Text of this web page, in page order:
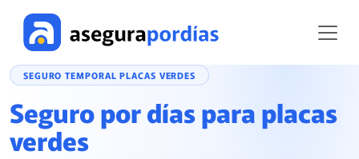
SEGURO TEMPORAL PLACAS VERDES
Seguro por días para placas
verdes